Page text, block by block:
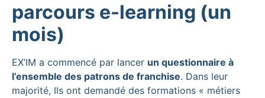
parcours e-learning (un
mois)
EX’IM a commencé par lancer un questionnaire à
l’ensemble des patrons de franchise. Dans leur
majorité, Ils ont demandé des formations « métiers